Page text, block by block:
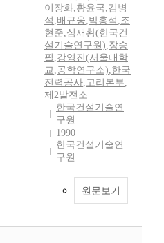
이장화,황윤국,김병
석 ,배규웅,박홍석 ,조
현준,심재황(한국건
설기술연구원),장승
필 ,강영진(서울대학
교,공학연구소),한국
전력공사,고리본부,
제2발전소
한국건설기술연
구원
1990
한국건설기술연
구원
원문보기